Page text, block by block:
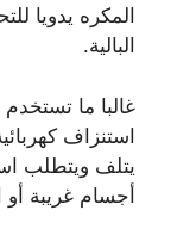
المكره يدويا
البالية.
غالبا ما
استنزاف
يتلف ويتطلب
أجسام غريبة أو